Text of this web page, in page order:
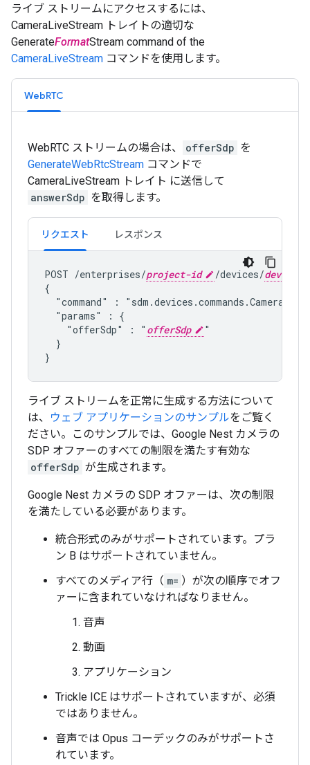
ライブ ストリームにアクセスするには、
CameraLiveStream トレイトの適切な
GenerateFormatStream command of the
CameraLiveStream コマンドを使用します。
WebRTC
WebRTC ストリームの場合は、 offerSdp を
GenerateWebRtcStream コマンドで
CameraLiveStream トレイト に送信して
answerSdp を取得します。
リクエスト レスポンス
POST /enterprises/project-id /devices/device-
{
  "command" : "
  "params" : {
    "offerSdp" : "
offerSdp
"
  }
ライブ ストリームを正常に生成する方法について
は、
ウェブ アプリケーションのサンプルをご覧く
ださい。このサンプルでは、Google Nest カメラの
SDP オファーのすべての制限を満たす有効な
offerSdp が生成されます。
Google Nest カメラの SDP オファーは、次の制限
を満たしている必要があります。
統合形式のみがサポートされています。プラ
ン B はサポートされていません。
すべてのメディア行（ m= ）が次の順序でオフ
ァーに含まれていなければなりません。
音声
動画
アプリケーション
Trickle ICE はサポートされていますが、必須
ではありません。
音声では Opus コーデックのみがサポートさ
れています。